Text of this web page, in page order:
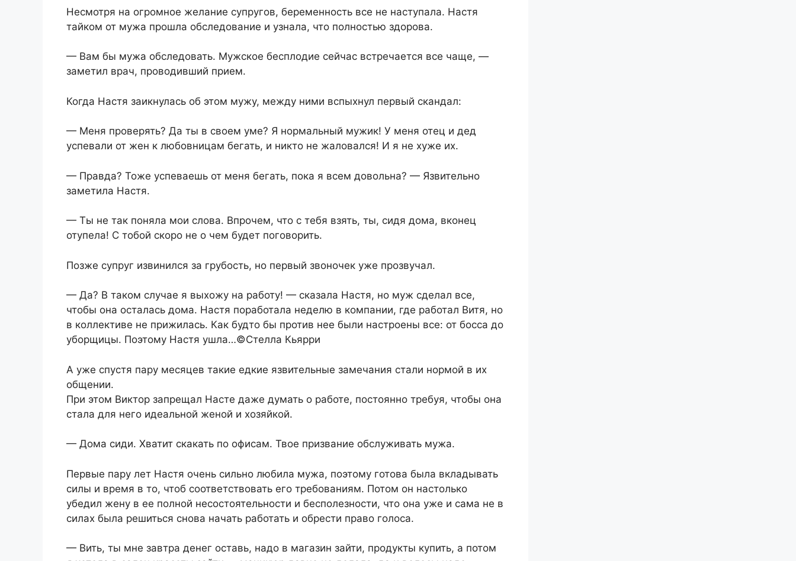
Несмотря на огромное желание супругов, беременность все не наступала. Настя
тайком от мужа прошла обследование и узнала, что полностью здорова.
— Вам бы мужа обследовать. Мужское бесплодие сейчас встречается все чаще, —
заметил врач, проводивший прием.
Когда Настя заикнулась об этом мужу, между ними вспыхнул первый скандал:
— Меня проверять? Да ты в своем уме? Я нормальный мужик! У меня отец и дед
успевали от жен к любовницам бегать, и никто не жаловался! И я не хуже их.
— Правда? Тоже успеваешь от меня бегать, пока я всем довольна? — Язвительно
заметила Настя.
— Ты не так поняла мои слова. Впрочем, что с тебя взять, ты, сидя дома, вконец
отупела! С тобой скоро не о чем будет поговорить.
Позже супруг извинился за грубость, но первый звоночек уже прозвучал.
— Да? В таком случае я выхожу на работу! — сказала Настя, но муж сделал все,
чтобы она осталась дома. Настя поработала неделю в компании, где работал Витя, но
в коллективе не прижилась. Как будто бы против нее были настроены все: от босса до
уборщицы. Поэтому Настя ушла…©Стелла Кьярри
А уже спустя пару месяцев такие едкие язвительные замечания стали нормой в их
общении.
При этом Виктор запрещал Насте даже думать о работе, постоянно требуя, чтобы она
стала для него идеальной женой и хозяйкой.
— Дома сиди. Хватит скакать по офисам. Твое призвание обслуживать мужа.
Первые пару лет Настя очень сильно любила мужа, поэтому готова была вкладывать
силы и время в то, чтоб соответствовать его требованиям. Потом он настолько
убедил жену в ее полной несостоятельности и бесполезности, что она уже и сама не в
силах была решиться снова начать работать и обрести право голоса.
— Вить, ты мне завтра денег оставь, надо в магазин зайти, продукты купить, а потом